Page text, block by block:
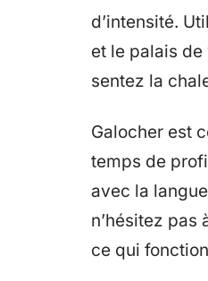
d’intensité.
et le palais
sentez la
Galocher est
temps de
avec la
n’hésitez
ce qui